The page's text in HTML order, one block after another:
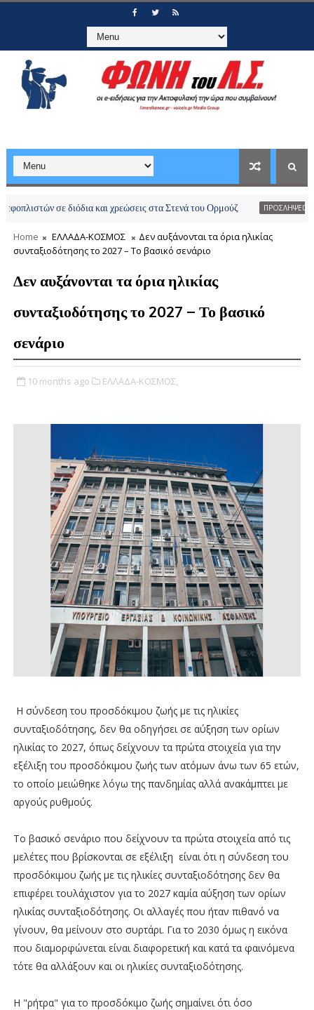
σε διόδια και χρεώσεις στα Στενά του Ορμούζ ΠΡΟΣΛΗΨΕΙΣ-ΠΡΟΑΓΩΓΕΣ
Home ΕΛΛΑΔΑ-ΚΟΣΜΟΣ
Δεν αυξάνονται τα όρια ηλικίας
συνταξιοδότησης το 2027 – Το βασικό σενάριο
Δεν αυξάνονται τα όρια ηλικίας
συνταξιοδότησης το 2027 – Το βασικό
σενάριο
10 months ago ΕΛΛΑΔΑ-ΚΟΣΜΟΣ,
Η σύνδεση του προσδόκιμου ζωής με τις ηλικίες
συνταξιοδότησης, δεν θα οδηγήσει σε αύξηση των ορίων
ηλικίας το 2027, όπως δείχνουν τα πρώτα στοιχεία για την
εξέλιξη του προσδόκιμου ζωής των ατόμων άνω των 65 ετών,
το οποίο μειώθηκε λόγω της πανδημίας αλλά ανακάμπτει με
αργούς ρυθμούς.
Το βασικό σενάριο που δείχνουν τα πρώτα στοιχεία από τις
μελέτες που βρίσκονται σε εξέλιξη είναι ότι η σύνδεση του
προσδόκιμου ζωής με τις ηλικίες συνταξιοδότησης δεν θα
επιφέρει τουλάχιστον για το 2027 καμία αύξηση των ορίων
ηλικίας συνταξιοδότησης. Οι αλλαγές που ήταν πιθανό να
γίνουν, θα μείνουν στο συρτάρι. Για το 2030 όμως η εικόνα
που διαμορφώνεται είναι διαφορετική και κατά τα φαινόμενα
τότε θα αλλάξουν και οι ηλικίες συνταξιοδότησης.
Η "ρήτρα" για το προσδόκιμο ζωής σημαίνει ότι όσο